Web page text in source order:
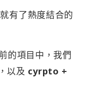
有了熱度結合的
的項目中，我們
，以及 cyrpto +